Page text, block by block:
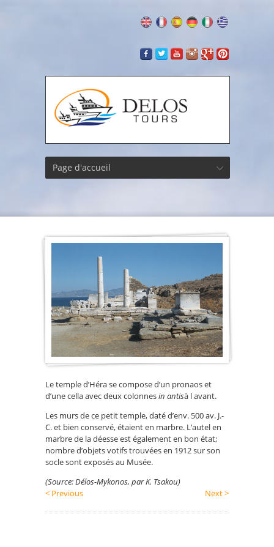
Page d'accueil
Le temple d’Héra se compose d’un pronaos et
d’une cella avec deux colonnesin antisà l avant.
Les murs de ce petit temple, daté d’env. 500 av. J.-
C. et bien conservé, étaient en marbre. L’autel en
marbre de la déesse est également en bon état;
nombre d’objets votifs trouvées en 1912 sur son
socle sont exposés au Musée.
(Source: Délos-Mykonos, par K. Tsakou)
< Previous
Next >